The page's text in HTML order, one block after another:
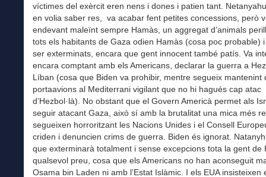
víctimes del exèrcit eren nens i dones i patien tant.
en volia saber res, va acabar fent petites concessions, però
endevant maleïnt sempre Hamàs, un aggregat d’animals
tots els habitants de Gaza odien Hamàs (cosa poc probable)
ser exterminats, encara que gent innocent també patís. Va
encara comptant amb els Americans, declarar la guerra a
Líban (cosa que Biden va prohibir, mentre segueix mantenint
portaavions al Mediterrani vigilant que no hi hagués cap atac
d’Hezbol·là). No obstant que el Govern Americà permet als
seguir atacant Gaza, això sí amb la brutalitat una mica més
segueixen horroritzant les Nacions Unides i el Consell
criden i denuncien crims de guerra. Biden és ignorat.
que exterminarà totalment i sense excepcions tota la gent de
qualsevol preu, cosa que els Americans no han aconseguit
Osama bin Laden ni amb l’Estat Islàmic. I els EUA insisteixen